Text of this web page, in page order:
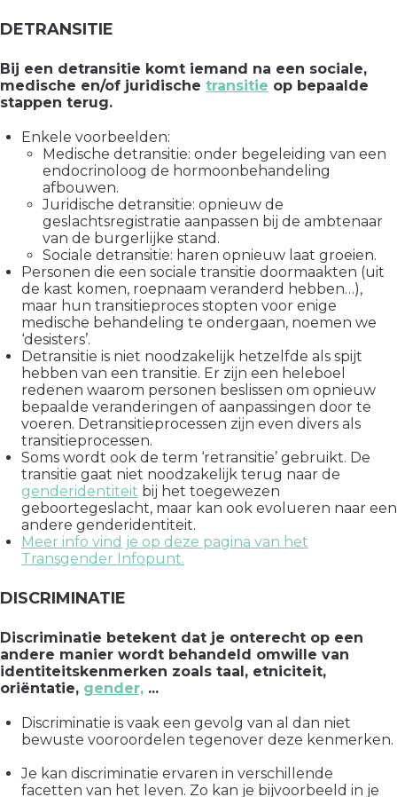
DETRANSITIE
Bij een detransitie komt iemand na een sociale,
medische en/of juridische transitie op bepaalde
stappen terug.
Enkele voorbeelden:
Medische detransitie: onder begeleiding van een
endocrinoloog de hormoonbehandeling
afbouwen.
Juridische detransitie: opnieuw de
geslachtsregistratie aanpassen bij de ambtenaar
van de burgerlijke stand.
Sociale detransitie: haren opnieuw laat groeien.
Personen die een sociale transitie doormaakten (uit
de kast komen, roepnaam veranderd hebben…),
maar hun transitieproces stopten voor enige
medische behandeling te ondergaan, noemen we
‘desisters’.
Detransitie is niet noodzakelijk hetzelfde als spijt
hebben van een transitie. Er zijn een heleboel
redenen waarom personen beslissen om opnieuw
bepaalde veranderingen of aanpassingen door te
voeren. Detransitieprocessen zijn even divers als
transitieprocessen.
Soms wordt ook de term ‘retransitie’ gebruikt. De
transitie gaat niet noodzakelijk terug naar de
genderidentiteit bij het toegewezen
geboortegeslacht, maar kan ook evolueren naar een
andere genderidentiteit.
Meer info vind je op deze pagina van het
Transgender Infopunt.
DISCRIMINATIE
Discriminatie betekent dat je onterecht op een
andere manier wordt behandeld omwille van
identiteitskenmerken zoals taal, etniciteit,
oriëntatie, gender, ...
Discriminatie is vaak een gevolg van al dan niet
bewuste vooroordelen tegenover deze kenmerken.
Je kan discriminatie ervaren in verschillende
facetten van het leven. Zo kan je bijvoorbeeld in je